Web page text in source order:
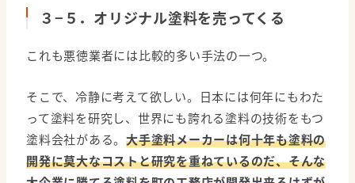
３−５．オリジナル塗料を売ってくる
これも悪徳業者には比較的多い手法の一つ。
そこで、冷静に考えて欲しい。日本には何年にもわた
って塗料を研究し、世界にも誇れる塗料の技術をもつ
塗料会社がある。 大手塗料メーカーは何十年も塗料の
開発に莫大なコストと研究を重ねているのだ、そんな